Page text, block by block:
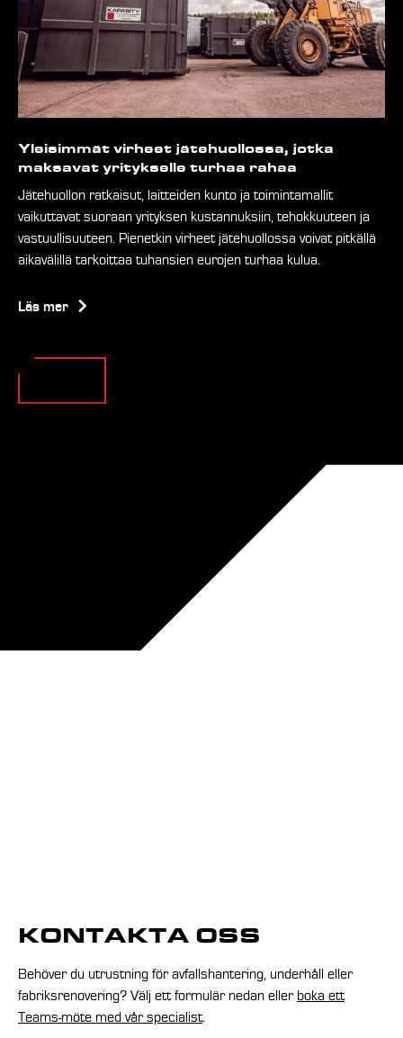
Yleisimmät virheet jätehuollossa, jotka
maksavat yritykselle turhaa rahaa
Jätehuollon ratkaisut, laitteiden kunto ja toimintamallit
vaikuttavat suoraan yrityksen kustannuksiin, tehokkuuteen ja
vastuullisuuteen. Pienetkin virheet jätehuollossa voivat pitkällä
aikavälillä tarkoittaa tuhansien eurojen turhaa kulua.
Läs mer
KONTAKTA OSS
Behöver du utrustning för avfallshantering, underhåll eller
fabriksrenovering? Välj ett formulär nedan eller boka ett
Teams-möte med vår specialist.